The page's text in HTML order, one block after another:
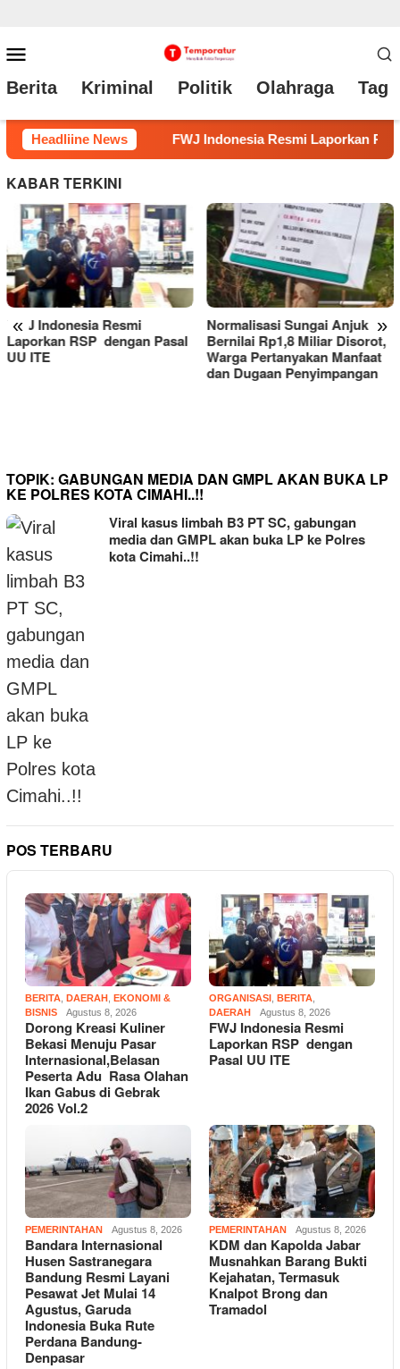
ke
konten
Mobile
Berita Kriminal Politik Olahraga Tag
Headliine News
RSP dengan Pasal UU ITE Normalisasi Sungai
KABAR TERKINI
« »
Normalisasi Sungai Anjuk
Bernilai Rp1,8 Miliar Disorot,
Warga Pertanyakan Manfaat
RSUD Tarutung Evaluasi
TOPIK: GABUNGAN MEDIA DAN GMPL AKAN BUKA LP
KE POLRES KOTA CIMAHI..!!
Viral kasus limbah B3 PT SC, gabungan
media dan GMPL akan buka LP ke Polres
kota Cimahi..!!
POS TERBARU
BERITA DAERAH EKONOMI &
BISNIS
Agustus 8, 2026
Dorong Kreasi Kuliner
Bekasi Menuju Pasar
Internasional,Belasan
Peserta Adu Rasa Olahan
Ikan Gabus di Gebrak
2026 Vol.2
ORGANISASI BERITA
DAERAH
Agustus 8, 2026
FWJ Indonesia Resmi
Laporkan RSP dengan
Pasal UU ITE
PEMERINTAHAN Agustus 8, 2026
Bandara Internasional
Husen Sastranegara
Bandung Resmi Layani
Pesawat Jet Mulai 14
Agustus, Garuda
Indonesia Buka Rute
Perdana Bandung-
Denpasar
PEMERINTAHAN Agustus 8, 2026
KDM dan Kapolda Jabar
Musnahkan Barang Bukti
Kejahatan, Termasuk
Knalpot Brong dan
Tramadol